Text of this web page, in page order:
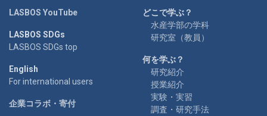
LASBOS YouTube
LASBOS SDGs
LASBOS SDGs top
English
For international users
企業コラボ・寄付
どこで学ぶ？
水産学部の学科
研究室（教員）
何を学ぶ？
研究紹介
授業紹介
実験・実習
調査・研究手法